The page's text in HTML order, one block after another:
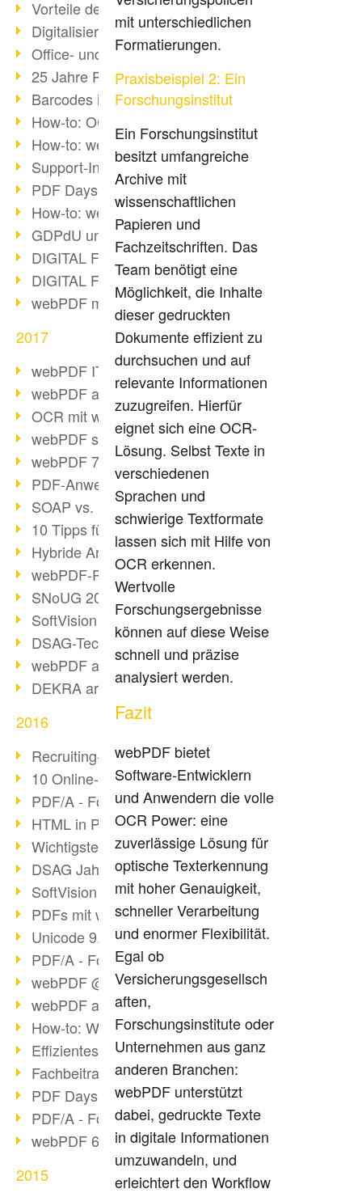
Vorteile des webPDF-Portals
Digitalisierung - Papierloses Büro
Office- und SharePoint-Bridge
25 Jahre PDF
Barcodes in PDF-Dokumenten
How-to: OCR mit webPDF 7
How-to: webPDF Optionen
Support-Infos für webPDF
PDF Days Europe 2018
How-to: webPDF Webservices
GDPdU und GoBD
DIGITAL FUTUREcongress Rückblick
DIGITAL FUTUREcongress 2018
webPDF mit Ruby via REST
2017
webPDF IT-Tage 2017
webPDF auf IT-Tagen 2017
OCR mit webPDF
webPDF senkt Admin-Kosten
webPDF 7.0 Release
PDF-Anwendung für Unternehmen
SOAP vs. RESTful
10 Tipps für PDF-Arbeit
Hybride Archivierung mit PDF/A-3
webPDF-Preview für Personalakten
SNoUG 2017 Rückblick
SoftVision auf der SNoUG
DSAG-TechDays 2017 Rückblick
webPDF auf DSAG-TechDays 2017
DEKRA arbeitet mit webPDF
2016
Recruiting-Prozess mit webPDF
10 Online-Bewerbung-Tipps
PDF/A - Format der Zukunft (4)
HTML in PDF konvertieren
Wichtigste Datei-/Grafikformate
DSAG Jahreskongress in Nürnberg
SoftVision auf der DSAG
PDFs mit webPDF bearbeiten
Unicode 9.0 Release in 2016
PDF/A - Format der Zukunft (3)
webPDF @ tools 2016
webPDF auf tools in Berlin
How-to: Webservices verwenden
Effizientes digitales Arbeiten
Fachbeitrag tools 2016
PDF Days Europe 2016
PDF/A - Format der Zukunft (2)
webPDF 6.0 Video-Serie (Folge 3)
2015
mit unterschiedlichen
Formatierungen.
Praxisbeispiel 2: Ein
Forschungsinstitut
Ein Forschungsinstitut
besitzt umfangreiche
Archive mit
wissenschaftlichen
Papieren und
Fachzeitschriften. Das
Team benötigt eine
Möglichkeit, die Inhalte
dieser gedruckten
Dokumente effizient zu
durchsuchen und auf
relevante Informationen
zuzugreifen. Hierfür
eignet sich eine OCR-
Lösung. Selbst Texte in
verschiedenen
Sprachen und
schwierige Textformate
lassen sich mit Hilfe von
OCR erkennen.
Wertvolle
Forschungsergebnisse
können auf diese Weise
schnell und präzise
analysiert werden.
Fazit
webPDF bietet
Software-Entwicklern
und Anwendern die volle
OCR Power: eine
zuverlässige Lösung für
optische Texterkennung
mit hoher Genauigkeit,
schneller Verarbeitung
und enormer Flexibilität.
Egal ob
Versicherungsgesellsch
aften,
Forschungsinstitute oder
Unternehmen aus ganz
anderen Branchen:
webPDF unterstützt
dabei, gedruckte Texte
in digitale Informationen
umzuwandeln, und
erleichtert den Workflow